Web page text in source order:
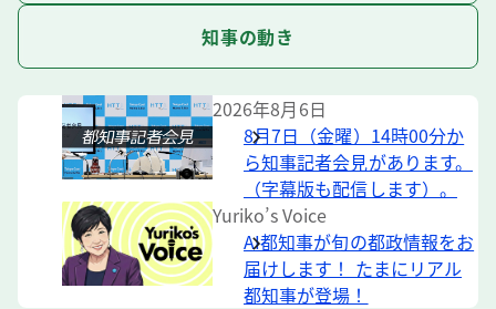
知事の動き
2026年8月6日
8月7日（金曜）14時00分か
ら知事記者会見があります。
（字幕版も配信します）。
Yuriko’s Voice
AI都知事が旬の都政情報をお
届けします！ たまにリアル
都知事が登場！